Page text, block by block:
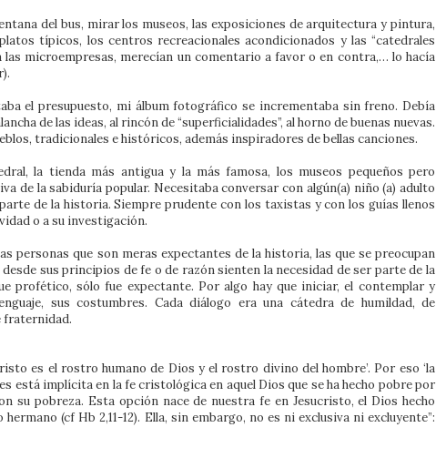
del bus, mirar los museos, las exposiciones de arquitectura y pintura,
típicos, los centros recreacionales acondicionados y las “catedrales
las microempresas, merecían un comentario a favor o en contra,… lo hacía
el presupuesto, mi álbum fotográfico se incrementaba sin freno. Debía
de las ideas, al rincón de “superficialidades”, al horno de buenas nuevas.
tradicionales e históricos, además inspiradores de bellas canciones.
la tienda más antigua y la más famosa, los museos pequeños pero
de la sabiduría popular. Necesitaba conversar con algún(a) niño (a) adulto
de la historia. Siempre prudente con los taxistas y con los guías llenos
o a su investigación.
personas que son meras expectantes de la historia, las que se preocupan
desde sus principios de fe o de razón sienten la necesidad de ser parte de la
profético, sólo fue expectante. Por algo hay que iniciar, el contemplar y
sus costumbres. Cada diálogo era una cátedra de humildad, de
fraternidad.
es el rostro humano de Dios y el rostro divino del hombre’. Por eso ‘la
está implícita en la fe cristológica en aquel Dios que se ha hecho pobre por
su pobreza. Esta opción nace de nuestra fe en Jesucristo, el Dios hecho
(cf Hb 2,11-12). Ella, sin embargo, no es ni exclusiva ni excluyente”: